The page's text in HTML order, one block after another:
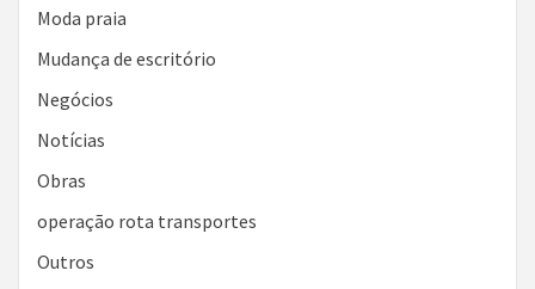
Moda praia
Mudança de escritório
Negócios
Notícias
Obras
operação rota transportes
Outros